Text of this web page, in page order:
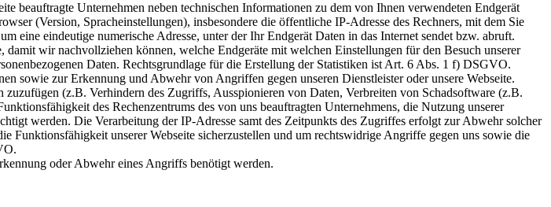
beauftragte Unternehmen neben technischen Informationen zu dem von Ihnen verwendeten Endgerät
(Version, Spracheinstellungen), insbesondere die öffentliche IP-Adresse des Rechners, mit dem Sie
eine eindeutige numerische Adresse, unter der Ihr Endgerät Daten in das Internet sendet bzw. abruft.
wir nachvollziehen können, welche Endgeräte mit welchen Einstellungen für den Besuch unserer
Daten. Rechtsgrundlage für die Erstellung der Statistiken ist Art. 6 Abs. 1 f) DSGVO.
sowie zur Erkennung und Abwehr von Angriffen gegen unseren Dienstleister oder unsere Webseite.
(z.B. Verhindern des Zugriffs, Ausspionieren von Daten, Verbreiten von Schadsoftware (z.B.
des Rechenzentrums des von uns beauftragten Unternehmens, die Nutzung unserer
werden. Die Verarbeitung der IP-Adresse samt des Zeitpunkts des Zugriffes erfolgt zur Abwehr solcher
Funktionsfähigkeit unserer Webseite sicherzustellen und um rechtswidrige Angriffe gegen uns sowie die
oder Abwehr eines Angriffs benötigt werden.